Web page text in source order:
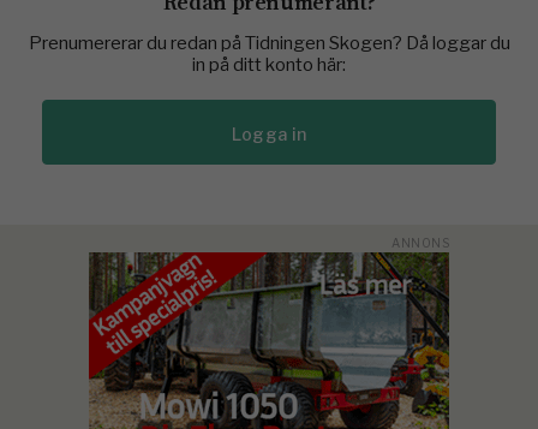
Prenumererar du redan på Tidningen Skogen? Då loggar du
in på ditt konto här:
Logga in